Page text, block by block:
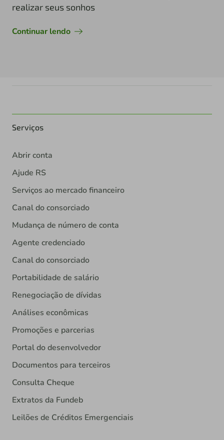
realizar seus sonhos
Continuar lendo
Serviços
Abrir conta
Ajude RS
Serviços ao mercado financeiro
Canal do consorciado
Mudança de número de conta
Agente credenciado
Canal do consorciado
Portabilidade de salário
Renegociação de dívidas
Análises econômicas
Promoções e parcerias
Portal do desenvolvedor
Documentos para terceiros
Consulta Cheque
Extratos da Fundeb
Leilões de Créditos Emergenciais